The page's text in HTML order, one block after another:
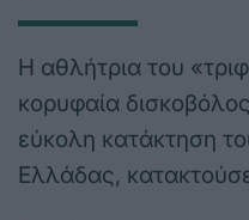
Η αθλήτρια του
κορυφαία
εύκολη κατάκτηση
Ελλάδας,